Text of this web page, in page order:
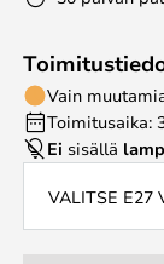
Vain
Toimitusaika:
Ei sisällä
VALITSE E27